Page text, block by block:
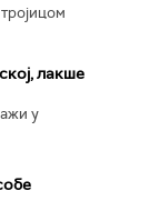
лакше
у